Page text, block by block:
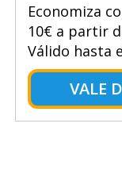
Economiza
10€ a partir
Válido hasta
VALE